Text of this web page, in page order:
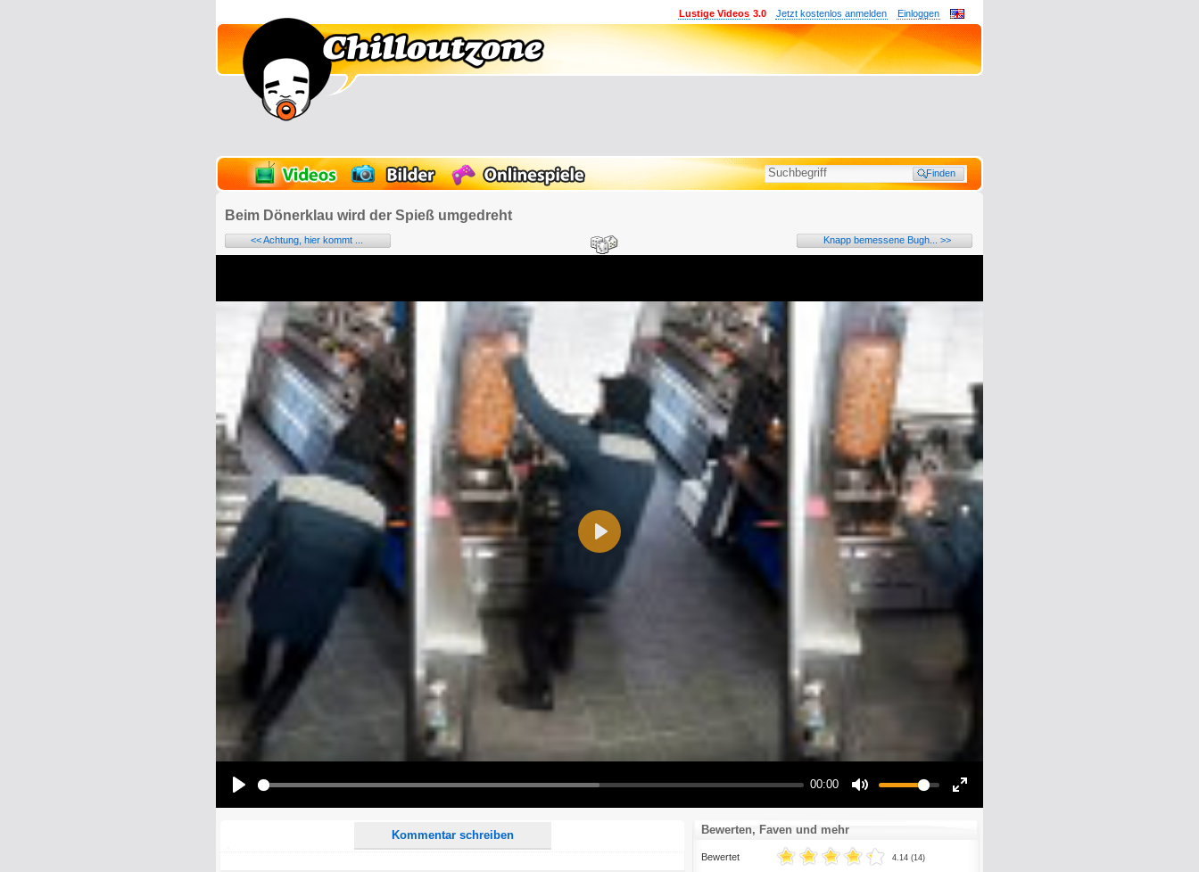
Einloggen
Jetzt kostenlos anmelden
Lustige Videos 3.0
Beim Dönerklau wird der Spieß umgedreht
<< Achtung, hier kommt ... Knapp bemessene Bugh... >>
00:00
Play
Kommentar schreiben
Name:
Alle HTML-Tags außer <br>, <strike> und <i> werden aus Deinem Kommentar entfernt.
URLs werden automatisch umgewandelt. Bitte verwende "www." oder "http://" in URLs
Ich möchte eine E-Mail, wenn auf dieser Seite weitere Kommentare erscheinen.
Bewerten, Faven und mehr
Bewertet 4.14 (14)